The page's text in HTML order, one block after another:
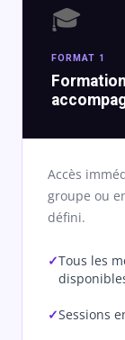
🎓
FORMAT 1
Accès
groupe ou
défini.
Tous les
Sessions